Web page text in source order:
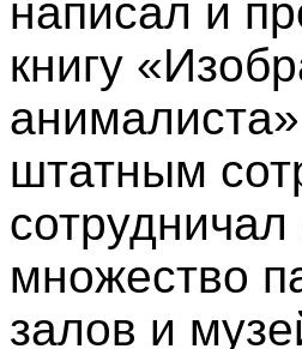
написал и
книгу
штатным
множество
залов и